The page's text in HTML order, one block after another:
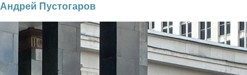
Андрей Пустогаров